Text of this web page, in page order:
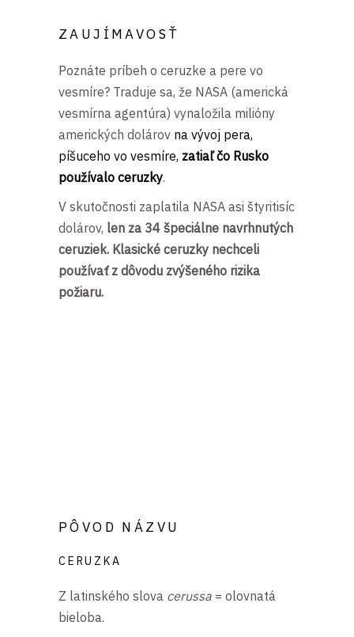
ZAUJÍMAVOSŤ
Poznáte príbeh o ceruzke a pere vo
vesmíre? Traduje sa, že NASA (americká
vesmírna agentúra) vynaložila milióny
amerických dolárov na vývoj pera,
píšuceho vo vesmíre, zatiaľ čo Rusko
používalo ceruzky.
V skutočnosti zaplatila NASA asi štyritisíc
dolárov, len za 34 špeciálne navrhnutých
ceruziek. Klasické ceruzky nechceli
používať z dôvodu zvýšeného rizika
požiaru.
PÔVOD NÁZVU
CERUZKA
Z latinského slova cerussa = olovnatá
bieloba.